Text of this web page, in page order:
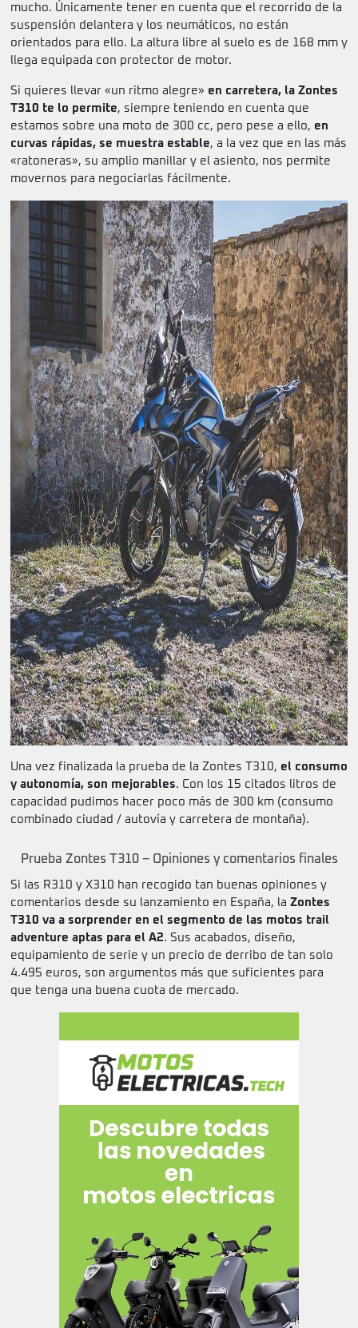
mucho. Únicamente tener en cuenta que el recorrido de la
suspensión delantera y los neumáticos, no están
orientados para ello. La altura libre al suelo es de 168 mm y
llega equipada con protector de motor.
Si quieres llevar «un ritmo alegre» en carretera, la Zontes
T310 te lo permite, siempre teniendo en cuenta que
estamos sobre una moto de 300 cc, pero pese a ello, en
curvas rápidas, se muestra estable, a la vez que en las más
«ratoneras», su amplio manillar y el asiento, nos permite
movernos para negociarlas fácilmente.
Una vez finalizada la prueba de la Zontes T310, el consumo
y autonomía, son mejorables. Con los 15 citados litros de
capacidad pudimos hacer poco más de 300 km (consumo
combinado ciudad / autovía y carretera de montaña).
Prueba Zontes T310 – Opiniones y comentarios finales
Si las R310 y X310 han recogido tan buenas opiniones y
comentarios desde su lanzamiento en España, la Zontes
T310 va a sorprender en el segmento de las motos trail
adventure aptas para el A2. Sus acabados, diseño,
equipamiento de serie y un precio de derribo de tan solo
4.495 euros, son argumentos más que suficientes para
que tenga una buena cuota de mercado.